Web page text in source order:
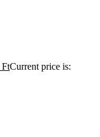
FtCurrent price is: